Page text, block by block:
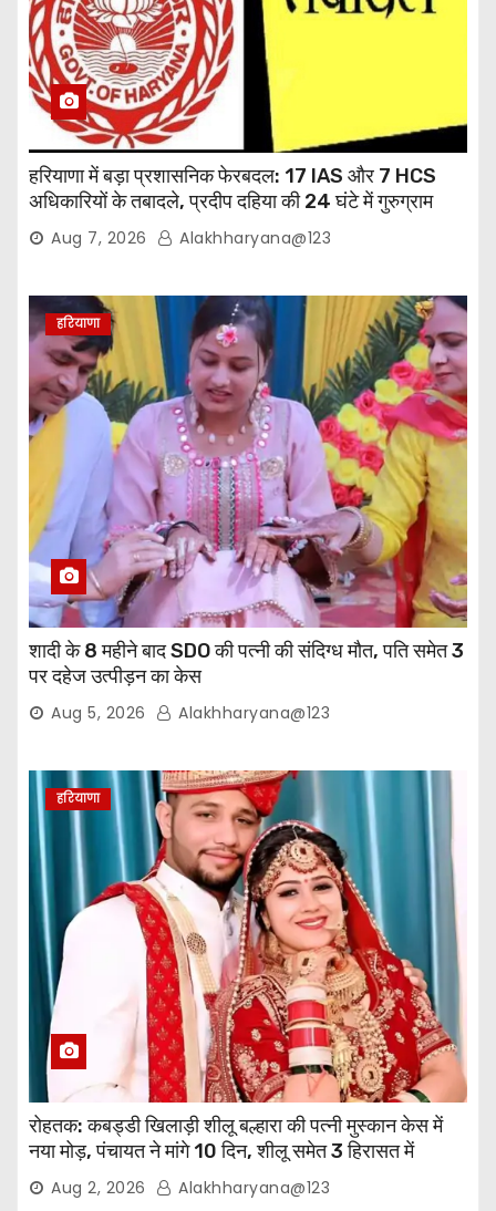
हरियाणा में बड़ा प्रशासनिक फेरबदल: 17 IAS और 7 HCS
अधिकारियों के तबादले, प्रदीप दहिया की 24 घंटे में गुरुग्राम
वापसीAug 7, 2026 Alakhharyana@123
हरियाणा
शादी के 8 महीने बाद SDO की पत्नी की संदिग्ध मौत, पति समेत 3
पर दहेज उत्पीड़न का केस
Aug 5, 2026 Alakhharyana@123
हरियाणा
रोहतक: कबड्डी खिलाड़ी शीलू बल्हारा की पत्नी मुस्कान केस में
नया मोड़, पंचायत ने मांगे 10 दिन, शीलू समेत 3 हिरासत में
Aug 2, 2026 Alakhharyana@123